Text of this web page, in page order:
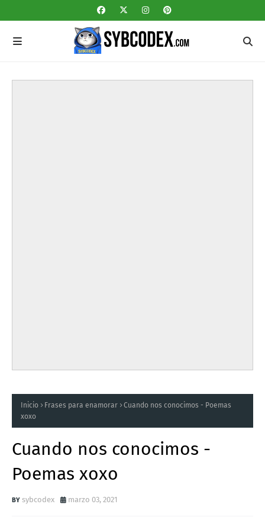
Inicio Frases para enamorar
Cuando nos conocimos - Poemas
xoxo
Cuando nos conocimos -
Poemas xoxo
sybcodex marzo 03, 2021